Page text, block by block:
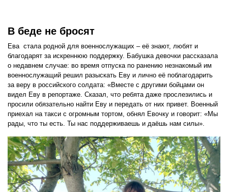
В беде не бросят
Ева стала родной для военнослужащих – её знают, любят и
благодарят за искреннюю поддержку. Бабушка девочки рассказала
о недавнем случае: во время отпуска по ранению незнакомый им
военнослужащий решил разыскать Еву и лично её поблагодарить
за веру в российского солдата: «Вместе с другими бойцами он
видел Еву в репортаже. Сказал, что ребята даже прослезились и
просили обязательно найти Еву и передать от них привет. Военный
приехал на такси с огромным тортом, обнял Евочку и говорит: «Мы
рады, что ты есть. Ты нас поддерживаешь и даёшь нам силы».